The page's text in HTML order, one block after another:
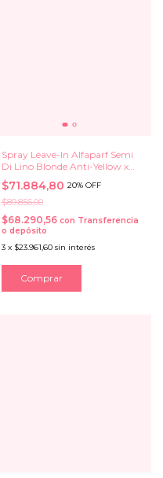
Spray Leave-In Alfaparf Semi
Di Lino Blonde Anti-Yellow x
125 ml.
$71.884,80 20% OFF
$89.856,00
$68.290,56 con Transferencia
o depósito
3 x $23.961,60 sin interés